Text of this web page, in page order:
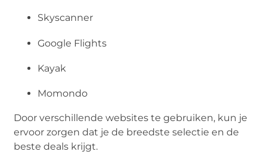
Skyscanner
Google Flights
Kayak
Momondo
Door verschillende websites te gebruiken, kun je
ervoor zorgen dat je de breedste selectie en de
beste deals krijgt.